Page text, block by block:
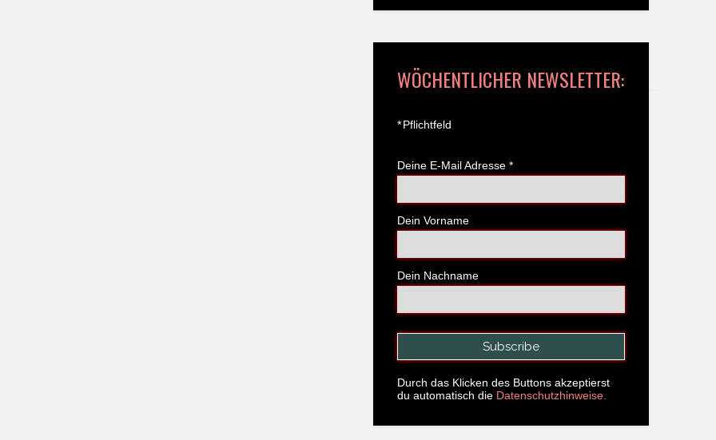
WÖCHENTLICHER NEWSLETTER:
*Pflichtfeld
Deine E-Mail Adresse *
Dein Vorname
Dein Nachname
Durch das Klicken des Buttons akzeptierst
du automatisch die Datenschutzhinweise.